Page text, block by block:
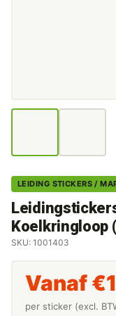
LEIDING STICKERS /
Koelkringloop
SKU: 1001403
Vanaf €
per sticker (excl.